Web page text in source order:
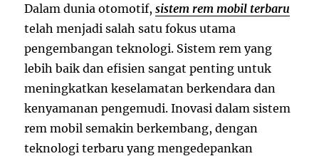
Dalam dunia otomotif,sistem rem mobil terbaru
telah menjadi salah satu fokus utama
pengembangan teknologi. Sistem rem yang
lebih baik dan efisien sangat penting untuk
meningkatkan keselamatan berkendara dan
kenyamanan pengemudi. Inovasi dalam sistem
rem mobil semakin berkembang, dengan
teknologi terbaru yang mengedepankan